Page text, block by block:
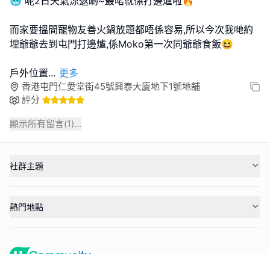
而家要搵間寵物友善火鍋放題都唔係容易,所以今次我哋約
埋爺爺去到屯門打邊爐,係Moko第一次同爺爺食飯😆
戶外位置... 更多
香港屯門仁愛堂街45號興泰大廈地下1號地舖
評分
顯示所有留言(1)...
社群主題
熱門地點